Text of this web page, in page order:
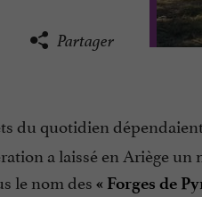
Partager
du quotidien
a laissé en Ariège
le nom des « Forges de